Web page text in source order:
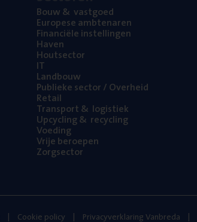
Bouw& vastgoed
Euro­pe­se ambtenaren
Finan­ci­ë­le instellingen
Haven
Hout­sec­tor
IT
Land­bouw
Publie­ke sec­tor / Overheid
Retail
Trans­port& logistiek
Upcy­cling& recycling
Voe­ding
Vrije beroe­pen
Zorg­sec­tor
Cookie policy Privacyverklaring Vanbreda